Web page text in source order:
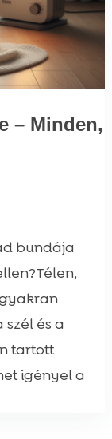
– Minden,
bundája
és a
tartott
igényel a